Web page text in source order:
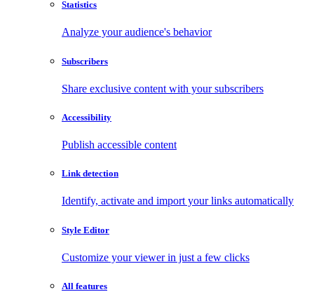
Statistics
Analyze your audience's behavior
Subscribers
Share exclusive content with your subscribers
Accessibility
Publish accessible content
Link detection
Identify, activate and import your links automatically
Style Editor
Customize your viewer in just a few clicks
All features